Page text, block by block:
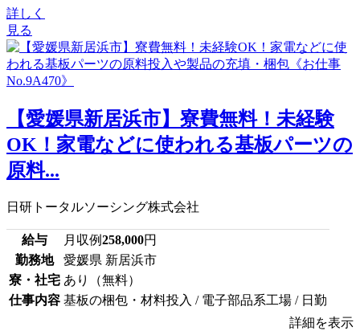
詳しく
見る
【愛媛県新居浜市】寮費無料！未経験
OK！家電などに使われる基板パーツの
原料...
日研トータルソーシング株式会社
給与 月収例258,000円
勤務地
愛媛県 新居浜市
寮・社宅 あり（無料）
仕事内容 基板の梱包・材料投入 / 電子部品系工場 / 日勤
詳細を表示